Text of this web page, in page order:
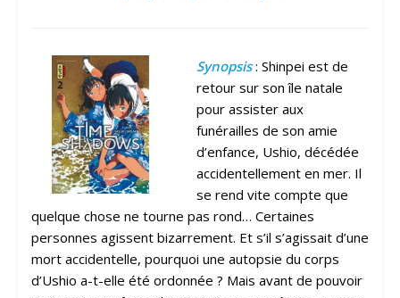
Synopsis: Shinpei est de
retour sur son île natale
pour assister aux
funérailles de son amie
d’enfance, Ushio, décédée
accidentellement en mer. Il
se rend vite compte que
quelque chose ne tourne pas rond… Certaines
personnes agissent bizarrement. Et s’il s’agissait d’une
mort accidentelle, pourquoi une autopsie du corps
d’Ushio a-t-elle été ordonnée ? Mais avant de pouvoir